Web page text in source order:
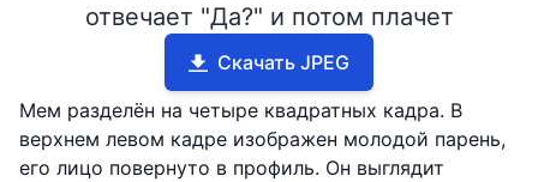
отвечает "Да?" и потом плачет
Скачать JPEG
Мем разделён на четыре квадратных кадра. В
верхнем левом кадре изображен молодой парень,
его лицо повернуто в профиль. Он выглядит